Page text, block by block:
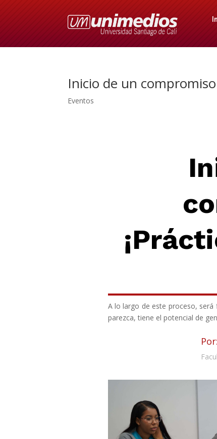
Inicio de un
Eventos
A lo largo de este proceso,
parezca, tiene el potencial de